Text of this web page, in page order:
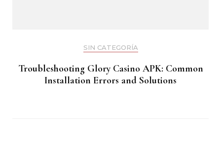
SIN CATEGORÍA
Troubleshooting Glory Casino APK: Common
Installation Errors and Solutions